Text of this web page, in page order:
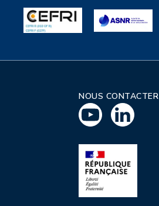
NOUS CONTACTER